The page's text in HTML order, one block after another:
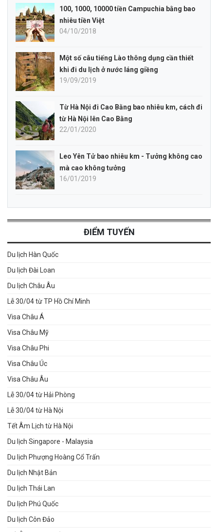
100, 1000, 10000 tiền Campuchia bằng bao
nhiêu tiền Việt
04/10/2018
Một số câu tiếng Lào thông dụng cần thiết
khi đi du lịch ở nước láng giềng
19/09/2019
Từ Hà Nội đi Cao Bằng bao nhiêu km, cách đi
từ Hà Nội lên Cao Bằng
22/01/2020
Leo Yên Tử bao nhiêu km - Tưởng không cao
mà cao không tưởng
16/01/2019
ĐIỂM TUYẾN
Du lịch Hàn Quốc
Du lịch Đài Loan
Du lịch Châu Âu
Lễ 30/04 từ TP Hồ Chí Minh
Visa Châu Á
Visa Châu Mỹ
Visa Châu Phi
Visa Châu Úc
Visa Châu Âu
Lễ 30/04 từ Hải Phòng
Lễ 30/04 từ Hà Nội
Tết Âm Lịch từ Hà Nội
Du lịch Singapore - Malaysia
Du lịch Phượng Hoàng Cổ Trấn
Du lịch Nhật Bản
Du lịch Thái Lan
Du lịch Phú Quốc
Du lịch Côn Đảo